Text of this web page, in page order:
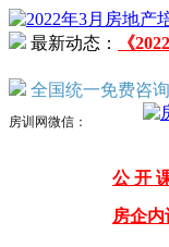
最新动态：
《
全国统一免费咨询
房训网微信：
公 开
房企内